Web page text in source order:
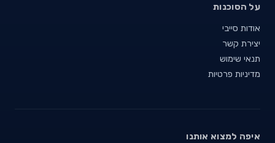
על הסוכנות
אודות סייבי
יצירת קשר
תנאי שימוש
מדיניות פרטיות
איפה למצוא אותנו